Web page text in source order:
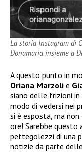
La storia Instagram di
Donamaria insieme a
A questo punto in
Oriana Marzoli e
siano delle frizioni in
modo di vedersi nei
si è esposta, ma
ore! Sarebbe
pettegolezzi di una
notizie da parte